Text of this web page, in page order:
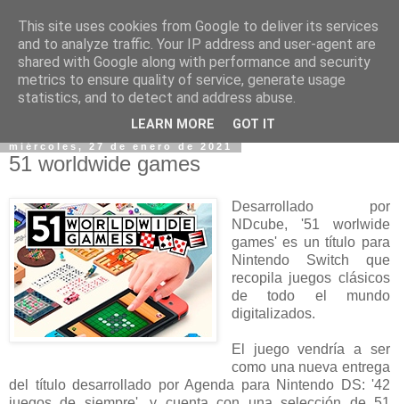
miércoles, 27 de enero de 2021
51 worldwide games
Desarrollado por
NDcube, '51 worlwide
games' es un título para
Nintendo Switch que
recopila juegos clásicos
de todo el mundo
digitalizados.
El juego vendría a ser
como una nueva entrega
del título desarrollado por Agenda para Nintendo DS: '42
This site uses cookies from Google to deliver its services
and to analyze traffic. Your IP address and user-agent are
shared with Google along with performance and security
metrics to ensure quality of service, generate usage
statistics, and to detect and address abuse.
LEARN MORE GOT IT